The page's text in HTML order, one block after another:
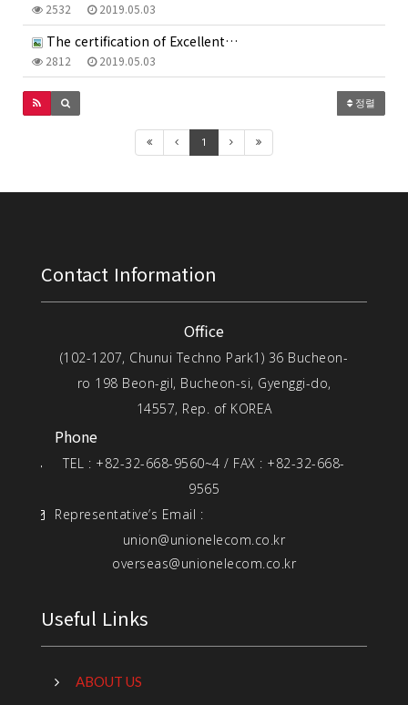
2532 2019.05.03
The certification of Excellent…
2812 2019.05.03
정렬
1
Contact Information
Office
(102-1207, Chunui Techno Park1) 36 Bucheon-
ro 198 Beon-gil, Bucheon-si, Gyenggi-do,
14557, Rep. of KOREA
Phone
TEL : +82-32-668-9560~4 / FAX : +82-32-668-
9565
Representative’s Email :
union@unionelecom.co.kr
overseas@unionelecom.co.kr
Useful Links
ABOUT US